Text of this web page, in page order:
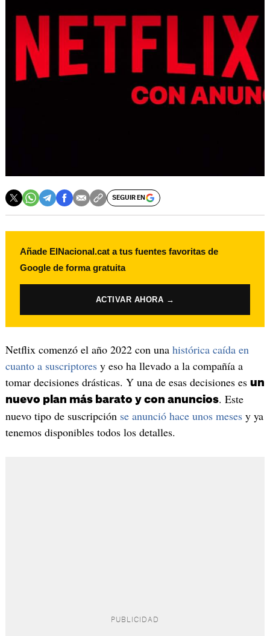
SEGUIR EN
Añade ElNacional.cat a tus fuentes favoritas de
Google de forma gratuita
ACTIVAR AHORA →
Netflix comenzó el año 2022 con una histórica caída en
cuanto a suscriptoresy eso ha llevado a la compañía a
tomar decisiones drásticas. Y una de esas decisiones es un
nuevo plan más barato y con anuncios. Este
nuevo tipo de suscripción se anunció hace unos mesesy ya
tenemos disponibles todos los detalles.